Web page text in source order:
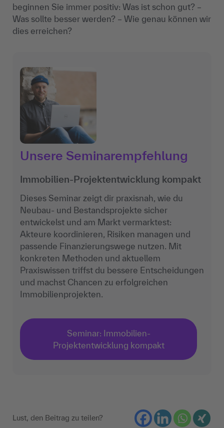
beginnen Sie immer positiv: Was ist schon gut? –
Was sollte besser werden? – Wie genau können wir
dies erreichen?
Unsere Seminarempfehlung
Immobilien-Projektentwicklung kompakt
Dieses Seminar zeigt dir praxisnah, wie du
Neubau- und Bestandsprojekte sicher
entwickelst und am Markt vermarktest:
Akteure koordinieren, Risiken managen und
passende Finanzierungswege nutzen. Mit
konkreten Methoden und aktuellem
Praxiswissen triffst du bessere Entscheidungen
und machst Chancen zu erfolgreichen
Immobilienprojekten.
Seminar: Immobilien-
Projektentwicklung kompakt
Lust, den Beitrag zu teilen?